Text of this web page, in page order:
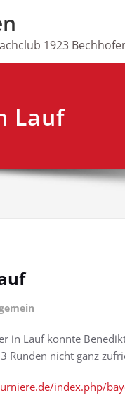
1923
Lauf
in Lauf konnte
Runden nicht ganz
index.php/